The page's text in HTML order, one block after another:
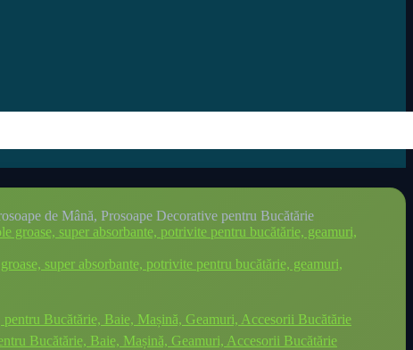
de Mână, Prosoape Decorative pentru Bucătărie
super absorbante, potrivite pentru bucătărie, geamuri,
Bucătărie, Baie, Mașină, Geamuri, Accesorii Bucătărie